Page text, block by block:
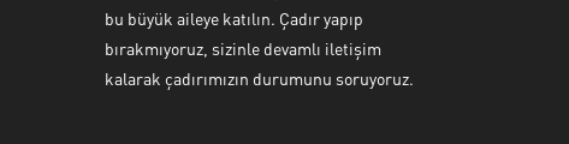
bu büyük aileye katılın. Çadır yapıp
bırakmıyoruz, sizinle devamlı iletişim
kalarak çadırımızın durumunu soruyoruz.